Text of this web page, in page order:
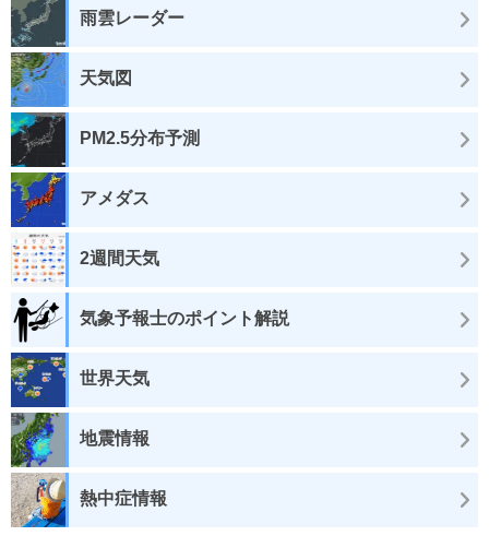
雨雲レーダー
天気図
PM2.5分布予測
アメダス
2週間天気
気象予報士のポイント解説
世界天気
地震情報
熱中症情報